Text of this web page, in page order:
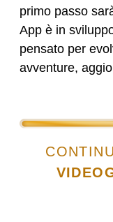
primo passo
App è in
pensato per
avventure,